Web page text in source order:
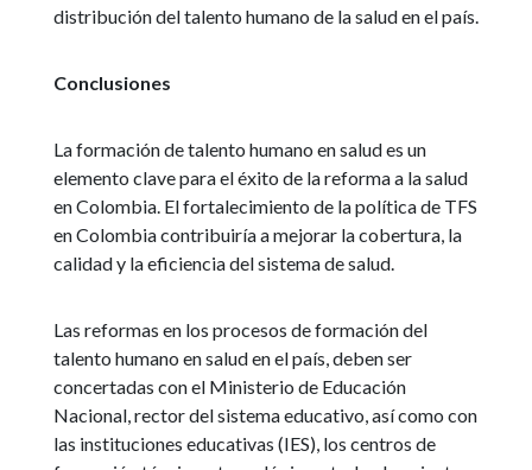
distribución del talento humano de la salud en el país.
Conclusiones
La formación de talento humano en salud es un
elemento clave para el éxito de la reforma a la salud
en Colombia. El fortalecimiento de la política de TFS
en Colombia contribuiría a mejorar la cobertura, la
calidad y la eficiencia del sistema de salud.
Las reformas en los procesos de formación del
talento humano en salud en el país, deben ser
concertadas con el Ministerio de Educación
Nacional, rector del sistema educativo, así como con
las instituciones educativas (IES), los centros de